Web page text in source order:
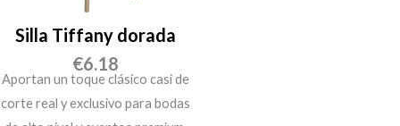
g
i
n
a
l
Silla Tiffany dorada
€6.18
Aportan un toque clásico casi de
corte real y exclusivo para bodas